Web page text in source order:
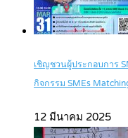
เชิญชวนผู้ประกอบการ
กิจกรรม SMEs
12 มีนาคม 2025